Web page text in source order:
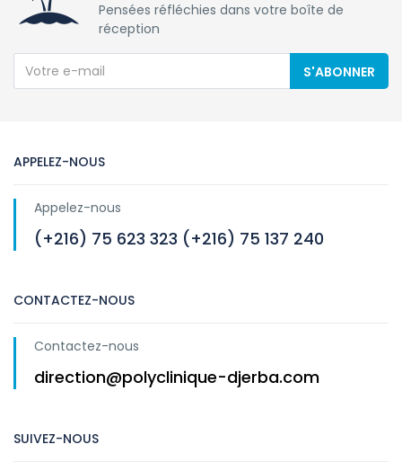
Pensées réfléchies dans votre boîte de
réception
S'ABONNER
APPELEZ-NOUS
Appelez-nous
(+216) 75 623 323 (+216) 75 137 240
CONTACTEZ-NOUS
Contactez-nous
direction@polyclinique-djerba.com
SUIVEZ-NOUS